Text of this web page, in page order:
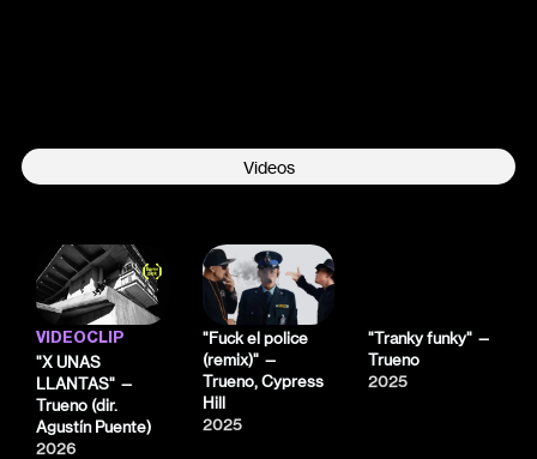
Videos
VIDEOCLIP
"X UNAS
LLANTAS" —
Trueno (dir.
Agustín Puente)
2026
"Fuck el police
(remix)" —
Trueno, Cypress
Hill
2025
"Tranky funky" —
Trueno
2025